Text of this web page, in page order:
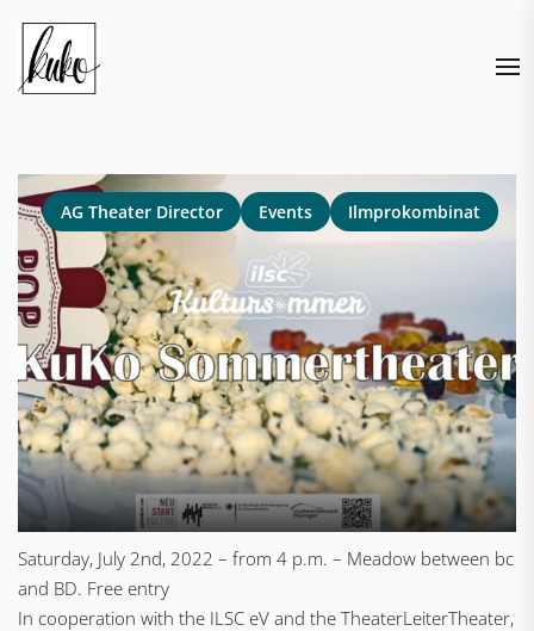
content
AG Theater Director Events Ilmprokombinat
Saturday, July 2nd, 2022 – from 4 p.m. – Meadow between bc
and BD. Free entry
In cooperation with the ILSC eV and the TheaterLeiterTheater,